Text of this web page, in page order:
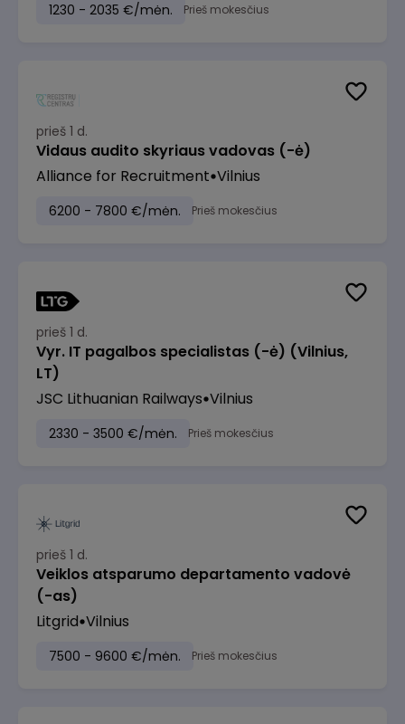
1230 - 2035 €/mėn. Prieš mokesčius
prieš 1 d.
Vidaus audito skyriaus vadovas (-ė)
Alliance for Recruitment Vilnius
6200 - 7800 €/mėn. Prieš mokesčius
prieš 1 d.
Vyr. IT pagalbos specialistas (-ė) (Vilnius,
LT)
JSC Lithuanian Railways Vilnius
2330 - 3500 €/mėn. Prieš mokesčius
prieš 1 d.
Veiklos atsparumo departamento vadovė
(-as)
Litgrid Vilnius
7500 - 9600 €/mėn. Prieš mokesčius